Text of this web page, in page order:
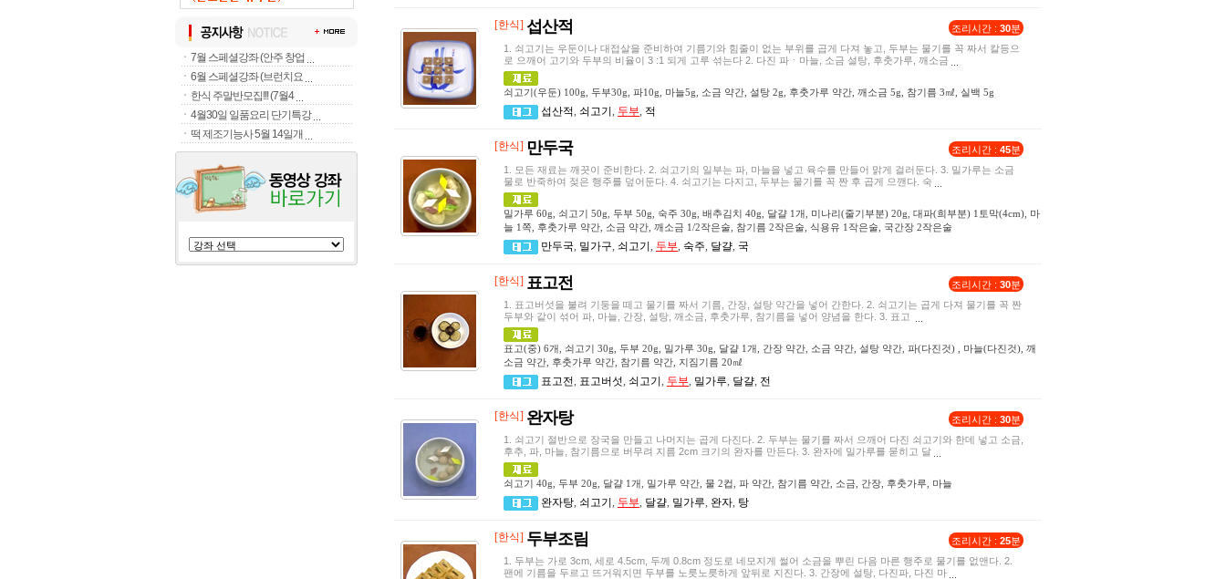
ㆍ 7월 스페셜강좌 (안주 창업
ㆍ 6월 스페셜강좌 (브런치요
ㆍ 한식 주말반모집!!! (7월4
ㆍ 4월30일 일품요리 단기특강
ㆍ 떡 제조기능사 5월 14일개
[한식] 섭산적 조리시간 : 30분
1. 쇠고기는 우둔이나 대접살을 준비하여 기름기와 힘줄이 없는 부위를 곱게 다져 놓고, 두부는 물기를 꼭 짜서 칼등으
로 으깨어 고기와 두부의 비율이 3 :1 되게 고루 섞는다 2. 다진 파ㆍ마늘, 소금 설탕, 후춧가루, 깨소금
쇠고기(우둔) 100g, 두부30g, 파10g, 마늘5g, 소금 약간, 설탕 2g, 후춧가루 약간, 깨소금 5g, 참기름 3㎖, 실백 5g
섭산적, 쇠고기 , 두부, 적
[한식] 만두국 조리시간 : 45분
1. 모든 재료는 깨끗이 준비한다. 2. 쇠고기의 일부는 파, 마늘을 넣고 육수를 만들어 맑게 걸러둔다. 3. 밀가루는 소금
물로 반죽하여 젖은 행주를 덮어둔다. 4. 쇠고기는 다지고, 두부는 물기를 꼭 짠 후 곱게 으깬다. 숙
밀가루 60g, 쇠고기 50g, 두부 50g, 숙주 30g, 배추김치 40g, 달걀 1개, 미나리(줄기부분) 20g, 대파(희부분) 1토막(4cm), 마
늘 1쪽, 후춧가루 약간, 소금 약간, 깨소금 1/2작은술, 참기름 2작은술, 식용유 1작은술, 국간장 2작은술
만두국, 밀가구, 쇠고기 , 두부, 숙주, 달걀, 국
[한식] 표고전 조리시간 : 30분
1. 표고버섯을 불려 기둥을 떼고 물기를 짜서 기름, 간장, 설탕 약간을 넣어 간한다. 2. 쇠고기는 곱게 다져 물기를 꼭 짠
두부와 같이 섞어 파, 마늘, 간장, 설탕, 깨소금, 후춧가루, 참기름을 넣어 양념을 한다. 3. 표고
표고(중) 6개, 쇠고기 30g, 두부 20g, 밀가루 30g, 달걀 1개, 간장 약간, 소금 약간, 설탕 약간, 파(다진것) , 마늘(다진것), 깨
소금 약간, 후춧가루 약간, 참기름 약간, 지짐기름 20㎖
표고전, 표고버섯, 쇠고기 , 두부, 밀가루, 달걀, 전
[한식] 완자탕 조리시간 : 30분
1. 쇠고기 절반으로 장국을 만들고 나머지는 곱게 다진다. 2. 두부는 물기를 짜서 으깨어 다진 쇠고기와 한데 넣고 소금,
후추, 파, 마늘, 참기름으로 버무려 지름 2cm 크기의 완자를 만든다. 3. 완자에 밀가루를 묻히고 달
쇠고기 40g, 두부 20g, 달걀 1개, 밀가루 약간, 물 2컵, 파 약간, 참기름 약간, 소금, 간장, 후춧가루, 마늘
완자탕, 쇠고기 , 두부, 달걀, 밀가루, 완자, 탕
[한식] 두부조림 조리시간 : 25분
1. 두부는 가로 3cm, 세로 4.5cm, 두께 0.8cm 정도로 네모지게 썰어 소금을 뿌린 다음 마른 행주로 물기를 없앤다. 2.
팬에 기름을 두르고 뜨거워지면 두부를 노릇노릇하게 앞뒤로 지진다. 3. 간장에 설탕, 다진파, 다진 마